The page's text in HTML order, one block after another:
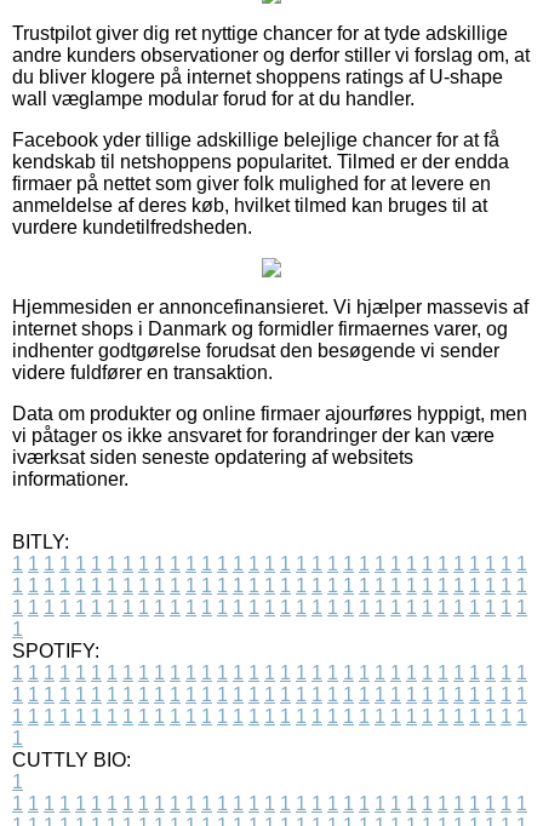
Trustpilot giver dig ret nyttige chancer for at tyde adskillige
andre kunders observationer og derfor stiller vi forslag om, at
du bliver klogere på internet shoppens ratings af U-shape
wall væglampe modular forud for at du handler.
Facebook yder tillige adskillige belejlige chancer for at få
kendskab til netshoppens popularitet. Tilmed er der endda
firmaer på nettet som giver folk mulighed for at levere en
anmeldelse af deres køb, hvilket tilmed kan bruges til at
vurdere kundetilfredsheden.
Hjemmesiden er annoncefinansieret. Vi hjælper massevis af
internet shops i Danmark og formidler firmaernes varer, og
indhenter godtgørelse forudsat den besøgende vi sender
videre fuldfører en transaktion.
Data om produkter og online firmaer ajourføres hyppigt, men
vi påtager os ikke ansvaret for forandringer der kan være
iværksat siden seneste opdatering af websitets
informationer.
BITLY:
1 1 1 1 1 1 1 1 1 1 1 1 1 1 1 1 1 1 1 1 1 1 1 1 1 1 1 1 1 1 1 1 1
1 1 1 1 1 1 1 1 1 1 1 1 1 1 1 1 1 1 1 1 1 1 1 1 1 1 1 1 1 1 1 1 1
1 1 1 1 1 1 1 1 1 1 1 1 1 1 1 1 1 1 1 1 1 1 1 1 1 1 1 1 1 1 1 1 1
1
SPOTIFY:
1 1 1 1 1 1 1 1 1 1 1 1 1 1 1 1 1 1 1 1 1 1 1 1 1 1 1 1 1 1 1 1 1
1 1 1 1 1 1 1 1 1 1 1 1 1 1 1 1 1 1 1 1 1 1 1 1 1 1 1 1 1 1 1 1 1
1 1 1 1 1 1 1 1 1 1 1 1 1 1 1 1 1 1 1 1 1 1 1 1 1 1 1 1 1 1 1 1 1
1
CUTTLY BIO:
1
1 1 1 1 1 1 1 1 1 1 1 1 1 1 1 1 1 1 1 1 1 1 1 1 1 1 1 1 1 1 1 1 1